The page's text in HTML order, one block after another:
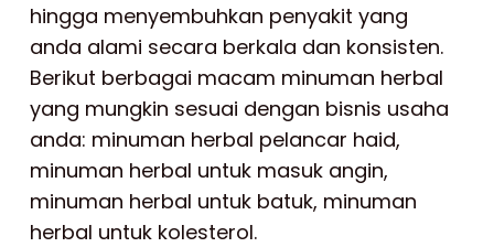
hingga menyembuhkan penyakit yang
anda alami secara berkala dan konsisten.
Berikut berbagai macam minuman herbal
yang mungkin sesuai dengan bisnis usaha
anda: minuman herbal pelancar haid,
minuman herbal untuk masuk angin,
minuman herbal untuk batuk, minuman
herbal untuk kolesterol.